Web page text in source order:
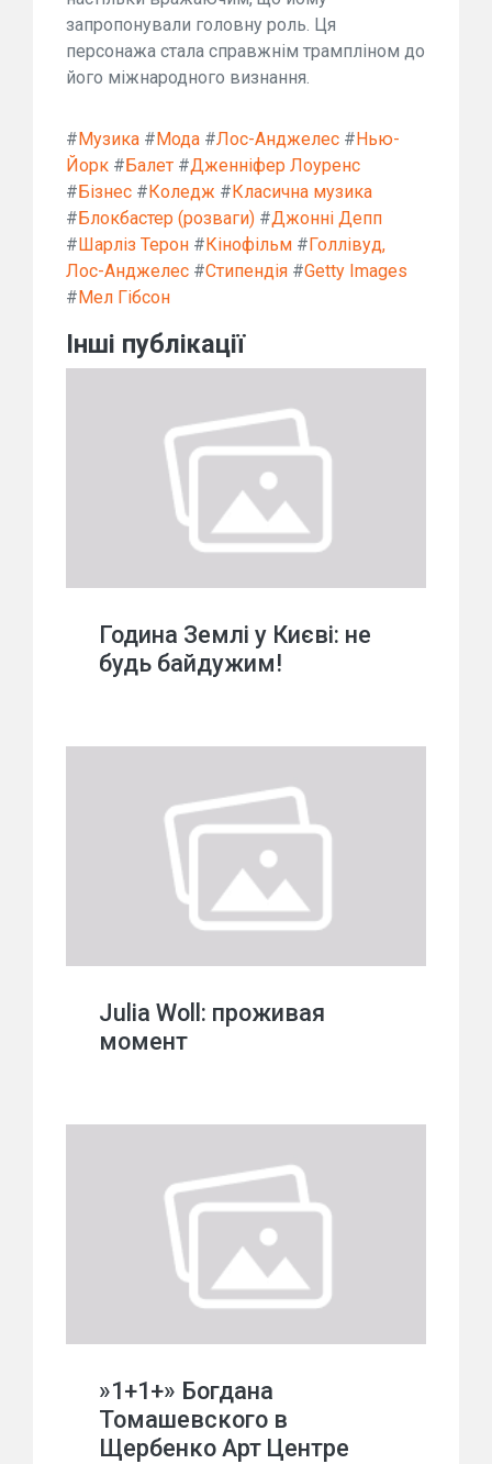
запропонували головну роль. Ця
персонажа стала справжнім трампліном до
його міжнародного визнання.
#Музика #Мода #Лос-Анджелес #Нью-
Йорк #Балет #Дженніфер Лоуренс
#Бізнес #Коледж #Класична музика
#Блокбастер (розваги) #Джонні Депп
#Шарліз Терон #Кінофільм #Голлівуд,
Лос-Анджелес #Стипендія #Getty Images
#Мел Гібсон
Інші публікації
Година Землі у Києві: не
будь байдужим!
Julia Woll: проживая
момент
»1+1+» Богдана
Томашевского в
Щербенко Арт Центре